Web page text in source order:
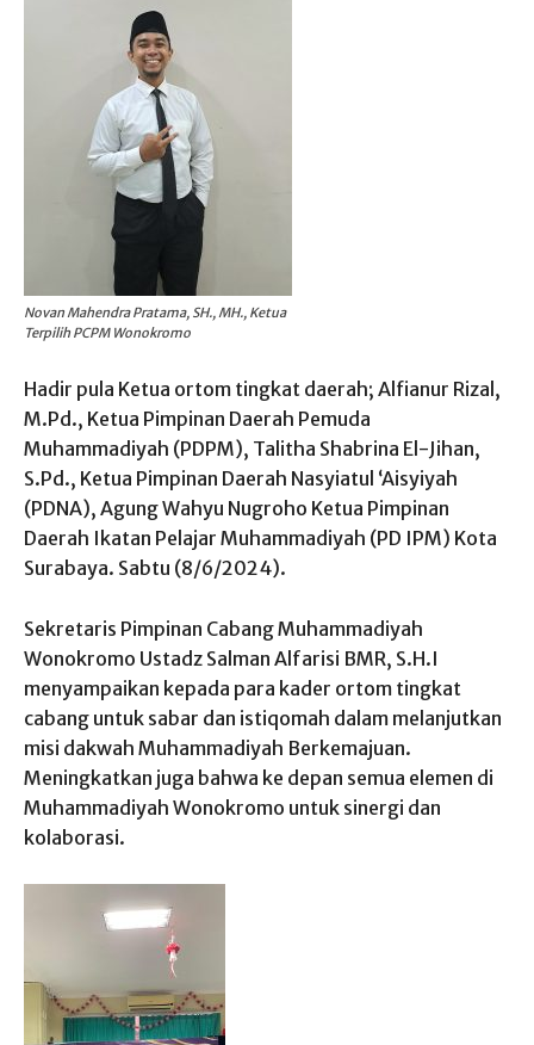
Novan Mahendra Pratama, SH., MH., Ketua
Terpilih PCPM Wonokromo
Hadir pula Ketua ortom tingkat daerah; Alfianur Rizal,
M.Pd., Ketua Pimpinan Daerah Pemuda
Muhammadiyah (PDPM), Talitha Shabrina El-Jihan,
S.Pd., Ketua Pimpinan Daerah Nasyiatul ‘Aisyiyah
(PDNA), Agung Wahyu Nugroho Ketua Pimpinan
Daerah Ikatan Pelajar Muhammadiyah (PD IPM) Kota
Surabaya. Sabtu (8/6/2024).
Sekretaris Pimpinan Cabang Muhammadiyah
Wonokromo Ustadz Salman Alfarisi BMR, S.H.I
menyampaikan kepada para kader ortom tingkat
cabang untuk sabar dan istiqomah dalam melanjutkan
misi dakwah Muhammadiyah Berkemajuan.
Meningkatkan juga bahwa ke depan semua elemen di
Muhammadiyah Wonokromo untuk sinergi dan
kolaborasi.